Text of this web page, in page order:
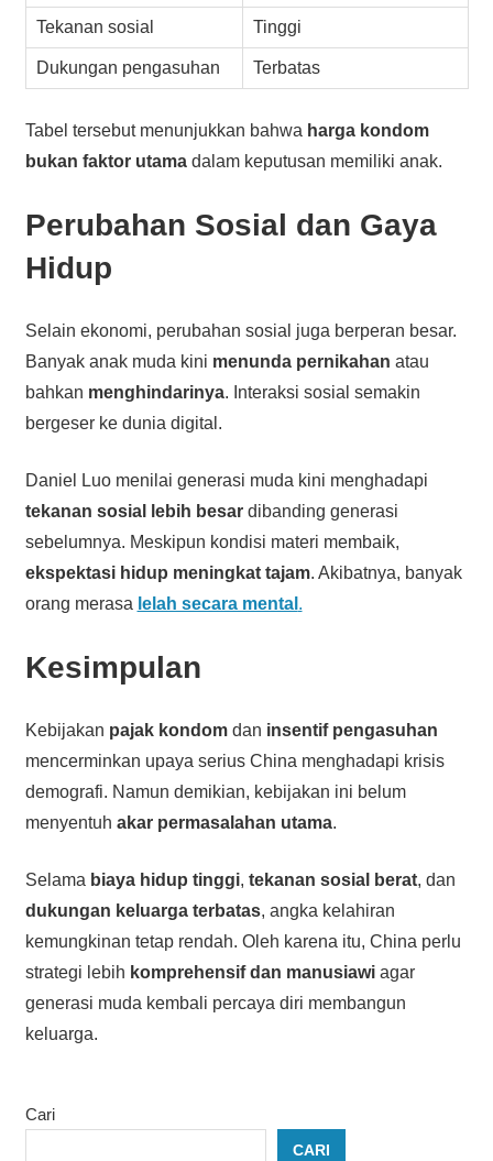
Tekanan sosial Tinggi
Dukungan pengasuhan Terbatas
Tabel tersebut menunjukkan bahwa harga kondom
bukan faktor utamadalam keputusan memiliki anak.
Perubahan Sosial dan Gaya
Hidup
Selain ekonomi, perubahan sosial juga berperan besar.
Banyak anak muda kini menunda pernikahan atau
bahkan menghindarinya. Interaksi sosial semakin
bergeser ke dunia digital.
Daniel Luo menilai generasi muda kini menghadapi
tekanan sosial lebih besardibanding generasi
sebelumnya. Meskipun kondisi materi membaik,
ekspektasi hidup meningkat tajam. Akibatnya, banyak
orang merasa lelah secara mental .
Kesimpulan
Kebijakan pajak kondomdan insentif pengasuhan
mencerminkan upaya serius China menghadapi krisis
demografi. Namun demikian, kebijakan ini belum
menyentuh akar permasalahan utama.
Selama biaya hidup tinggi, tekanan sosial berat, dan
dukungan keluarga terbatas, angka kelahiran
kemungkinan tetap rendah. Oleh karena itu, China perlu
strategi lebih komprehensif dan manusiawiagar
generasi muda kembali percaya diri membangun
keluarga.
Cari
CARI